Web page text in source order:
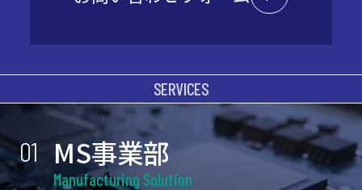
SERVICES
01 MS事業部
Manufacturing Solution